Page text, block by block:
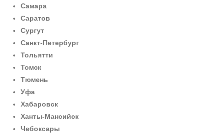
Самара
Саратов
Сургут
Санкт-Петербург
Тольятти
Томск
Тюмень
Уфа
Хабаровск
Ханты-Мансийск
Чебоксары